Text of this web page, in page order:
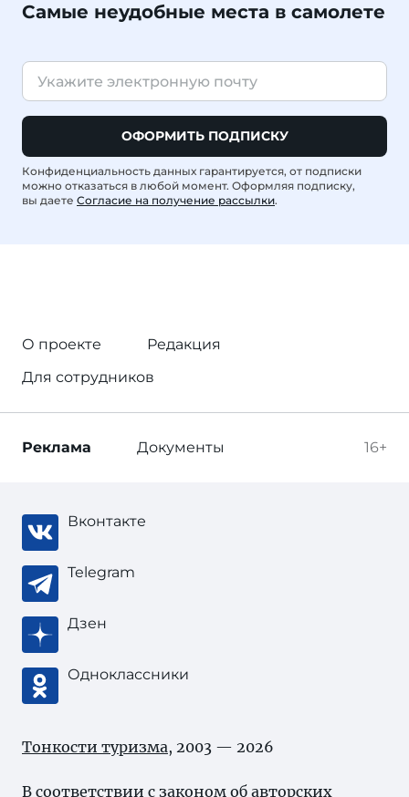
Самые неудобные места в самолете
ОФОРМИТЬ ПОДПИСКУ
Конфиденциальность данных гарантируется, от подписки
можно отказаться в любой момент. Оформляя подписку,
вы даете Согласие на получение рассылки.
О проекте
Редакция
Для сотрудников
16+
Реклама Документы
Вконтакте
Telegram
Дзен
Одноклассники
Тонкости туризма, 2003 — 2026
В соответствии с законом об авторских